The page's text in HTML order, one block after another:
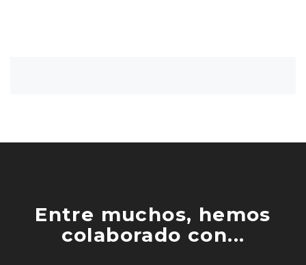
Entre muchos, hemos
colaborado con...